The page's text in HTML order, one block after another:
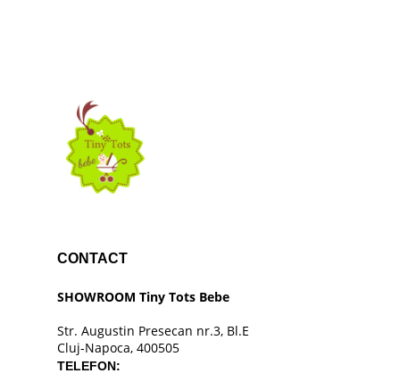
CONTACT
SHOWROOM Tiny Tots Bebe
Str. Augustin Presecan nr.3, Bl.E
Cluj-Napoca, 400505
TELEFON: